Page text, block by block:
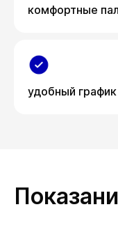
комфортные
удобный